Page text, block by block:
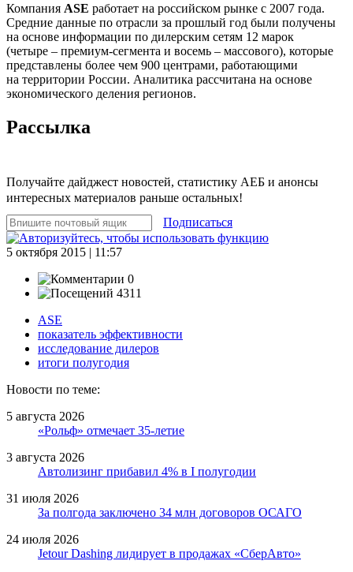
Компания ASE работает на российском рынке с 2007 года.
Средние данные по отрасли за прошлый год были получены
на основе информации по дилерским сетям 12 марок
(четыре – премиум-сегмента и восемь – массового), которые
представлены более чем 900 центрами, работающими
на территории России. Аналитика рассчитана на основе
экономического деления регионов.
Рассылка
Получайте дайджест новостей, статистику АЕБ и анонсы
интересных материалов раньше остальных!
Подписаться
5 октября 2015 | 11:57
0
4311
ASE
показатель эффективности
исследование дилеров
итоги полугодия
Новости по теме:
5 августа 2026
«Рольф» отмечает 35-летие
3 августа 2026
Автолизинг прибавил 4% в I полугодии
31 июля 2026
За полгода заключено 34 млн договоров ОСАГО
24 июля 2026
Jetour Dashing лидирует в продажах «СберАвто»